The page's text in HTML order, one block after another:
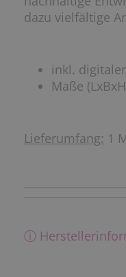
dazu vielfältige
inkl.
Maße
Lieferumfang: 1
ⓘ